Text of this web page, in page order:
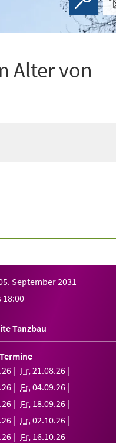
Alter von
September 2031
18:00
Tanzbau
26 Fr,21.08.26
26 Fr,04.09.26
26 Fr, 18.09.26
26 Fr,02.10.26
26 Fr, 16.10.26